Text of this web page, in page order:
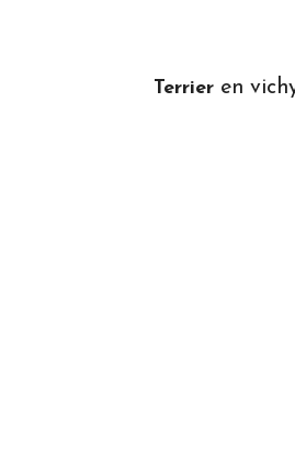
Terrier en